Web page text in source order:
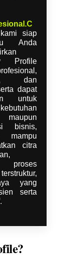
siap
Anda
Profile
dan
dapat
untuk
maupun
bisnis,
mampu
citra
proses
yang
serta